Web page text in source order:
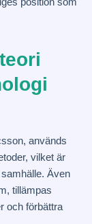
används
vilket är
Även
tillämpas
och förbättra